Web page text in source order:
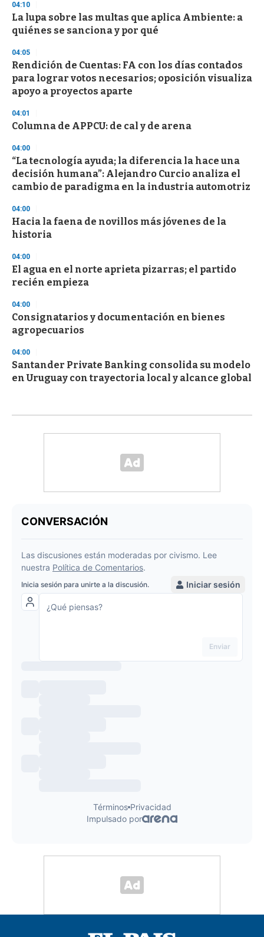
d
s
o
f
3
s
e
c
o
d
s
04:10
La lupa sobre las multas que aplica Ambiente: a
quiénes se sanciona y por qué
04:05
Rendición de Cuentas: FA con los días contados
para lograr votos necesarios; oposición visualiza
apoyo a proyectos aparte
04:01
Columna de APPCU: de cal y de arena
04:00
“La tecnología ayuda; la diferencia la hace una
decisión humana”: Alejandro Curcio analiza el
cambio de paradigma en la industria automotriz
04:00
Hacia la faena de novillos más jóvenes de la
historia
04:00
El agua en el norte aprieta pizarras; el partido
recién empieza
04:00
Consignatarios y documentación en bienes
agropecuarios
04:00
Santander Private Banking consolida su modelo
en Uruguay con trayectoria local y alcance global